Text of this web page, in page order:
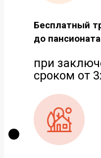
Бесплатный
до пансионата
при
сроком от